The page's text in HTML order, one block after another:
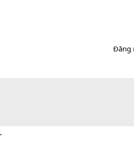
Đăng